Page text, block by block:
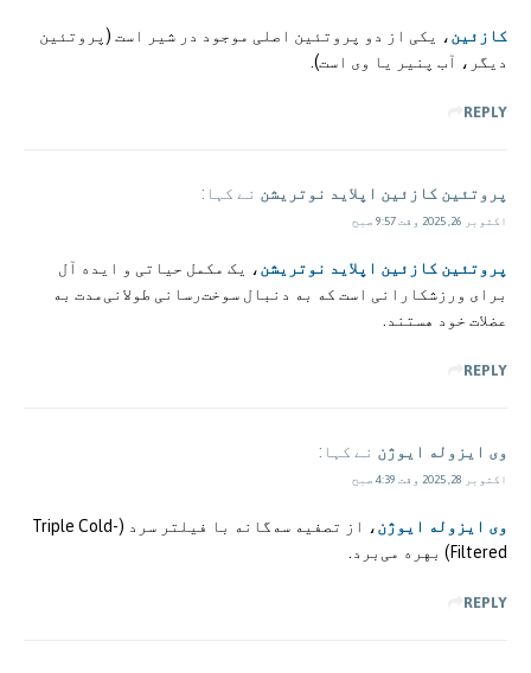
کازئین، یکی از دو پروتئین اصلی موجود در شیر است (پروتئین
دیگر، آب پنیر یا وی است).
REPLY
پروتئین کازئین اپلاید نوتریشن نے کہا:
اکتوبر 26, 2025 وقت 9:57 صبح
پروتئین کازئین اپلاید نوتریشن، یک مکمل حیاتی و ایده آل
برای ورزشکارانی است که به دنبال سوخت‌رسانی طولانی‌مدت به
عضلات خود هستند.
REPLY
وی ایزوله ایوژن نے کہا:
اکتوبر 28, 2025 وقت 4:39 صبح
وی ایزوله ایوژن
، از تصفیه سه‌گانه با فیلتر سرد (Triple Cold-
Filtered) بهره می‌برد.
REPLY